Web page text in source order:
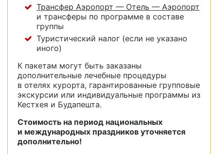
Трансфер Аэропорт — Отель — Аэропорт
и трансферы по программе в составе
группы
Туристический налог (если не указано
иного)
К пакетам могут быть заказаны
дополнительные лечебные процедуры
в отелях курорта, гарантированные групповые
экскурсии или индивидуальные программы из
Кестхея и Будапешта.
Стоимость на период национальных
и международных праздников уточняется
дополнительно!